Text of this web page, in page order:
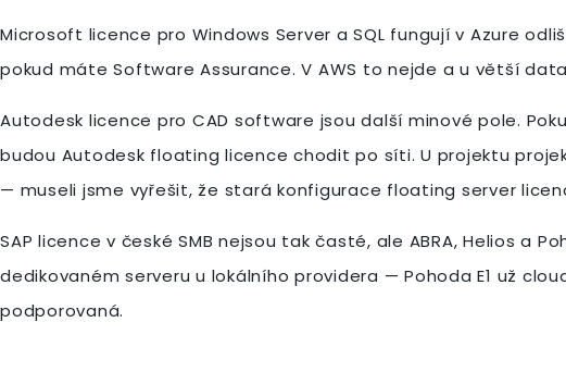
Microsoft licence pro Windows Server a SQL fungují v Azure
pokud máte Software Assurance. V AWS to nejde a u větší
Autodesk licence pro CAD software jsou další minové pole.
budou Autodesk floating licence chodit po síti. U projektu
— museli jsme vyřešit, že stará konfigurace floating server
SAP licence v české SMB nejsou tak časté, ale ABRA, Helios
dedikovaném serveru u lokálního providera — Pohoda E1 už
podporovaná.